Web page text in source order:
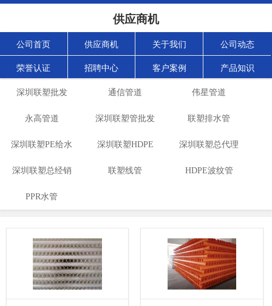
供应商机
公司首页 供应商机 关于我们 公司动态
荣誉认证 招聘中心 客户案例 产品知识
深圳联塑批发 通信管道 伟星管道
永高管道 深圳联塑管批发 联塑排水管
深圳联塑PE给水
管批发
深圳联塑HDPE
波纹管批发
深圳联塑总代理
深圳联塑总经销 联塑线管 HDPE波纹管
PPR水管